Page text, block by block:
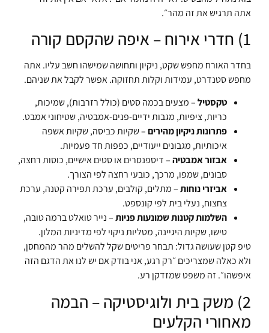
אתה תרגיש את זה מהר״.
1) חדרי אירוח – איפה שהקסם קורה
בחדר האורח מחפש שקט, ניקיון ותחושה שמישהו חשב עליו. אתה
מחפש סטנדרט, עמידות וקלות תחזוקה. אפשר לקבל את שניהם.
טקסטיל– מצעים בכמה סטים (כולל רזרבות), שמיכות,
כריות, ציפיות, מגבות ידיים-פנים-אמבטיה, שטיחוני אמבט.
פתרונות ניקיון מהירים– שקיות כביסה, שקיות אשפה
איכותיות, מגבונים ייעודיים, כפפות חד פעמיות.
אבזור אמבטיה– דיספנסרים או סטים אישיים, כוסות רחצה,
סבונים, שמפו, מרכך, כובעי רחצה לפי הצורך.
אביזרי נוחות– מתלים, קולבים, ערכת תפירה קטנה, ערכת
צחצוח, נעלי בית לפי קונספט.
השלמות קטנות שמונעות פניות– נייר טואלט ברמה טובה,
טישו, שקיות היגיינה, מטליות ניקוי לפי מדיניות המלון.
טיפ קטן שעושה גדול: תבחר פריטים שקל להשלים מהר מהמחסן,
ולא כאלה שמצריכים ״רק רגע, אני בודק אם יש לנו את הדגם הזה
איפשהו״. זה משפט שמזדקן רע.
2) משק בית ולוגיסטיקה – הבמה
מאחורי הקלעים